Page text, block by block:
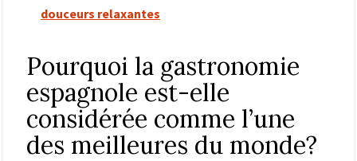
douceurs relaxantes
Pourquoi la gastronomie
espagnole est-elle
considérée comme l’une
des meilleures du monde?